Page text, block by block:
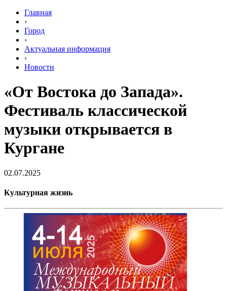
Главная
›
Город
›
Актуальная информация
›
Новости
«От Востока до Запада».
Фестиваль классической
музыки открывается в
Кургане
02.07.2025
Культурная жизнь